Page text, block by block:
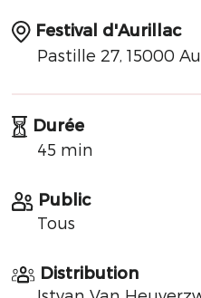
Festival d'Aurillac
Pastille 27, 15000
Durée
45 min
Public
Tous
Distribution